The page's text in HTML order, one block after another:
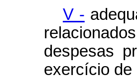
V -
despesas
exercício de